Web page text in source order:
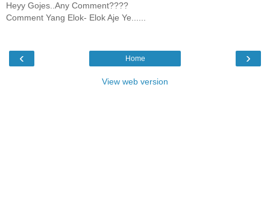
Heyy Gojes..Any Comment????
Comment Yang Elok- Elok Aje Ye......
‹ ›
Home
View web version